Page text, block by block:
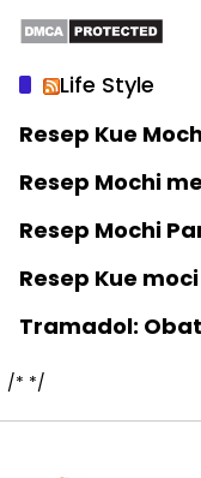
Life Style
Resep Kue
Resep Mochi
Resep Mochi
Resep Kue moci
Tramadol:
/* */